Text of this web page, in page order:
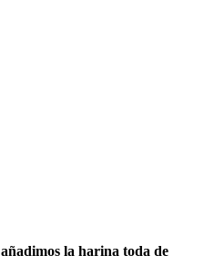
añadimos la harina toda de